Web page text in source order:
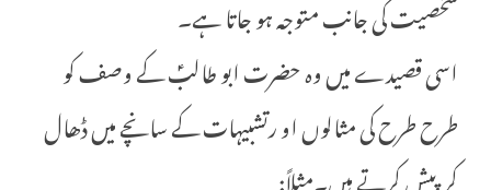
شخصیت کی جانب متوجہ ہو جاتا ہے۔
اسی قصیدے میں وہ حضرت ابو طالبؑ کے وصف کو
طرح طرح کی مثالوں او رتشبیہات کے سانچے میں ڈھال
کر پیش کرتے ہیں۔مثلاً: